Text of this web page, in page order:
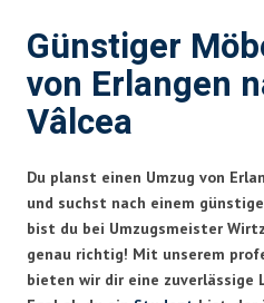
Günstiger
von Erlangen
Vâlcea
Du planst einen Umzug von
und suchst nach einem
bist du bei Umzugsmeister
genau richtig! Mit unserem
bieten wir dir eine zuverlässige